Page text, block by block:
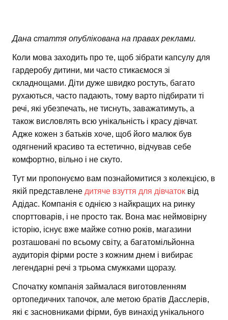
Дана стаття опублікована на правах реклами.
Коли мова заходить про те, щоб зібрати капсулу для
гардеробу дитини, ми часто стикаємося зі
складнощами. Діти дуже швидко ростуть, багато
рухаються, часто падають, тому варто підбирати ті
речі, які убезпечать, не тиснуть, заважатимуть, а
також висловлять всю унікальність і красу дівчат.
Адже кожен з батьків хоче, щоб його малюк був
одягнений красиво та естетично, відчував себе
комфортно, вільно і не скуто.
Тут ми пропонуємо вам познайомитися з колекцією, в
якій представлене дитяче взуття для дівчаток від
Адідас. Компанія є однією з найкращих на ринку
спорттоварів, і не просто так. Вона має неймовірну
історію, існує вже майже сотню років, магазини
розташовані по всьому світу, а багатомільйонна
аудиторія фірми росте з кожним днем і вибирає
легендарні речі з трьома смужками щоразу.
Спочатку компанія займалася виготовленням
ортопедичних тапочок, але метою братів Дасслерів,
які є засновниками фірми, був винахід унікального